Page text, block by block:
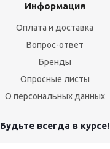
Информация
Оплата и доставка
Вопрос-ответ
Бренды
Опросные листы
О персональных данных
Будьте всегда в курсе!